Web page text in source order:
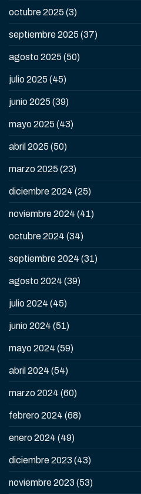
octubre 2025 (3)
septiembre 2025 (37)
agosto 2025 (50)
julio 2025 (45)
junio 2025 (39)
mayo 2025 (43)
abril 2025 (50)
marzo 2025 (23)
diciembre 2024 (25)
noviembre 2024 (41)
octubre 2024 (34)
septiembre 2024 (31)
agosto 2024 (39)
julio 2024 (45)
junio 2024 (51)
mayo 2024 (59)
abril 2024 (54)
marzo 2024 (60)
febrero 2024 (68)
enero 2024 (49)
diciembre 2023 (43)
noviembre 2023 (53)